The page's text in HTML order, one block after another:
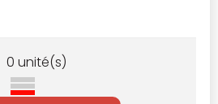
0 unité(s)